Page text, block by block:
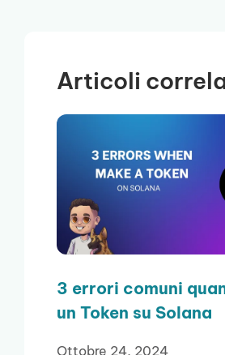
Articoli
3 errori comuni
un Token su Solana
Ottobre 24, 2024